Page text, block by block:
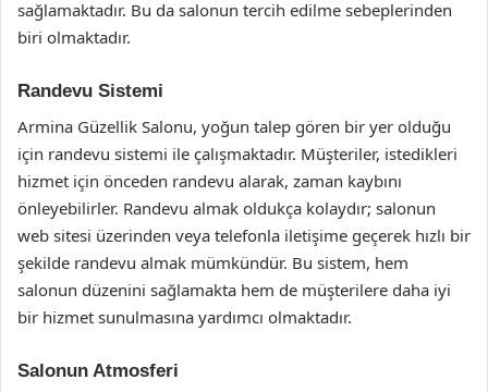
sağlamaktadır. Bu da salonun tercih edilme sebeplerinden
biri olmaktadır.
Randevu Sistemi
Armina Güzellik Salonu, yoğun talep gören bir yer olduğu
için randevu sistemi ile çalışmaktadır. Müşteriler, istedikleri
hizmet için önceden randevu alarak, zaman kaybını
önleyebilirler. Randevu almak oldukça kolaydır; salonun
web sitesi üzerinden veya telefonla iletişime geçerek hızlı bir
şekilde randevu almak mümkündür. Bu sistem, hem
salonun düzenini sağlamakta hem de müşterilere daha iyi
bir hizmet sunulmasına yardımcı olmaktadır.
Salonun Atmosferi